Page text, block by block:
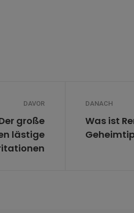
DAVOR
große
lästige
DANACH
Was ist